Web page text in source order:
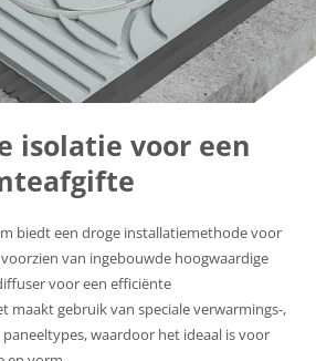
isolatie voor een
biedt een droge installatiemethode voor
van ingebouwde hoogwaardige
voor een efficiënte
maakt gebruik van speciale verwarmings-,
paneeltypes, waardoor het ideaal is voor